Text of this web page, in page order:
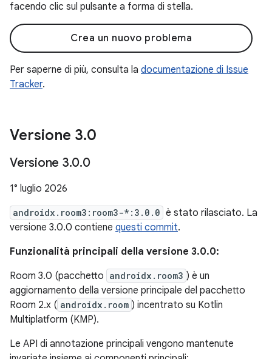
facendo clic sul pulsante a forma di stella.
Crea un nuovo problema
Per saperne di più, consulta la documentazione di Issue
Tracker.
Versione 3.0
Versione 3.0.0
1° luglio 2026
androidx.room3:room3-*:3.0.0 è stato rilasciato. La
versione 3.0.0 contiene questi commit.
Funzionalità principali della versione 3.0.0:
Room 3.0 (pacchetto androidx.room3 ) è un
aggiornamento della versione principale del pacchetto
Room 2.x ( androidx.room ) incentrato su Kotlin
Multiplatform (KMP).
Le API di annotazione principali vengono mantenute